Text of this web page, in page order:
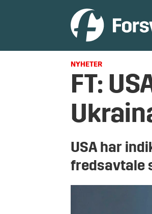
NYHETER
FT:
USA har
fredsavtale